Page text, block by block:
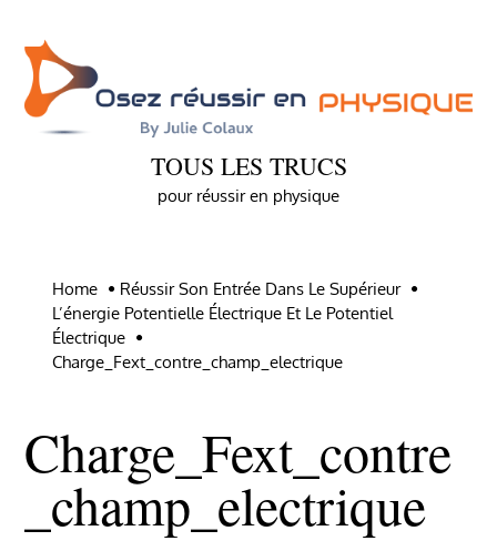
content
TOUS LES TRUCS
pour réussir en physique
Home
Réussir Son Entrée Dans Le Supérieur
L’énergie Potentielle Électrique Et Le Potentiel
Électrique
Charge_Fext_contre_champ_electrique
Charge_Fext_contre
_champ_electrique